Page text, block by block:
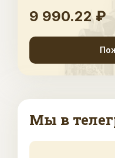
9 990.22 ₽
Мы в